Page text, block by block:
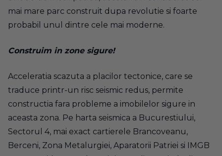
mai mare parc construit dupa revolutie si foarte
probabil unul dintre cele mai moderne.
Construim in zone sigure!
Acceleratia scazuta a placilor tectonice, care se
traduce printr-un risc seismic redus, permite
constructia fara probleme a imobilelor sigure in
aceasta zona. Pe harta seismica a Bucurestiului,
Sectorul 4, mai exact cartierele Brancoveanu,
Berceni, Zona Metalurgiei, Aparatorii Patriei si IMGB